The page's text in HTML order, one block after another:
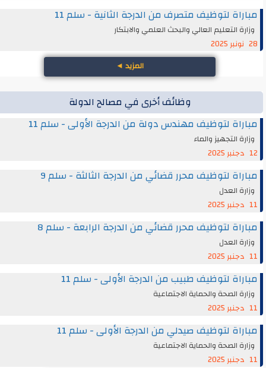
مباراة لتوظيف متصرف من الدرجة الثانية - سلم 11
وزارة التعليم العالي والبحث العلمي والابتكار
28 نونبر 2025
المزيد◄
وظائف أخرى في مصالح الدولة
مباراة لتوظيف مهندس دولة من الدرجة الأولى - سلم 11
وزارة التجهيز والماء
12 دجنبر 2025
مباراة لتوظيف محرر قضائي من الدرجة الثالثة - سلم 9
وزارة العدل
11 دجنبر 2025
مباراة لتوظيف محرر قضائي من الدرجة الرابعة - سلم 8
وزارة العدل
11 دجنبر 2025
مباراة لتوظيف طبيب من الدرجة الأولى - سلم 11
وزارة الصحة والحماية الاجتماعية
11 دجنبر 2025
مباراة لتوظيف صيدلي من الدرجة الأولى - سلم 11
وزارة الصحة والحماية الاجتماعية
11 دجنبر 2025